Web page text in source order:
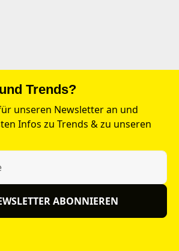
Trends?
unseren Newsletter an und
Infos zu Trends & zu unseren
ABONNIEREN